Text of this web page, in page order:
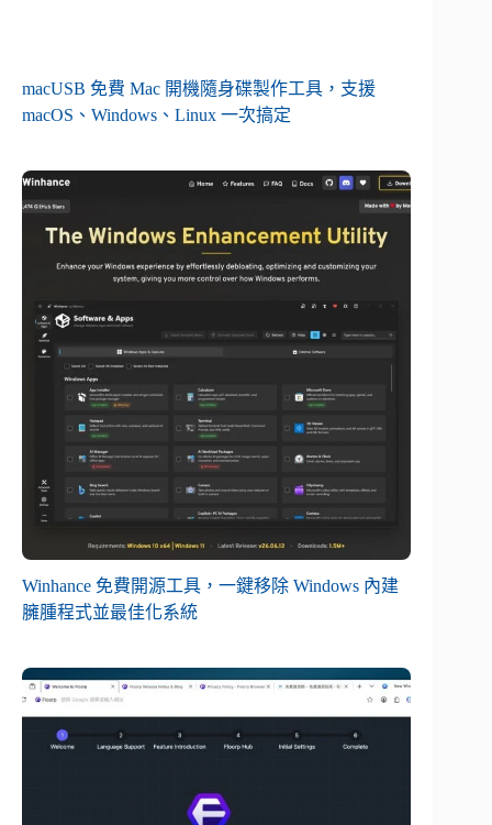
macUSB 免費 Mac 開機隨身碟製作工具，支援
macOS、Windows、Linux 一次搞定
Winhance 免費開源工具，一鍵移除 Windows 內建
臃腫程式並最佳化系統